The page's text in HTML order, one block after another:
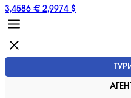
3,4586 € 2,9974 $